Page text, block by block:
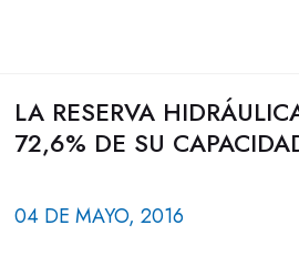
LA RESERVA
72,6% DE SU
04 DE MAYO, 2016